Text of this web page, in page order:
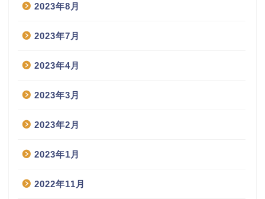
2023年8月
2023年7月
2023年4月
2023年3月
2023年2月
2023年1月
2022年11月